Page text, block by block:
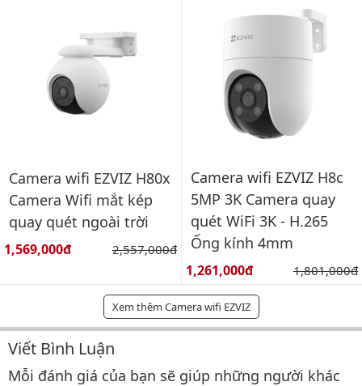
Camera wifi EZVIZ H80x
Camera Wifi mắt kép
quay quét ngoài trời
Giá bán:
1,569,000đ Giá gốc:
2,557,000đ
Camera wifi EZVIZ H8c
5MP 3K Camera quay
quét WiFi 3K - H.265
Ống kính 4mm
Giá bán:
1,261,000đ Giá gốc:
1,801,000đ
Xem thêm Camera wifi EZVIZ
Bình luận & Đánh giá
Viết Bình Luận
Mỗi đánh giá của bạn sẽ giúp những người khác